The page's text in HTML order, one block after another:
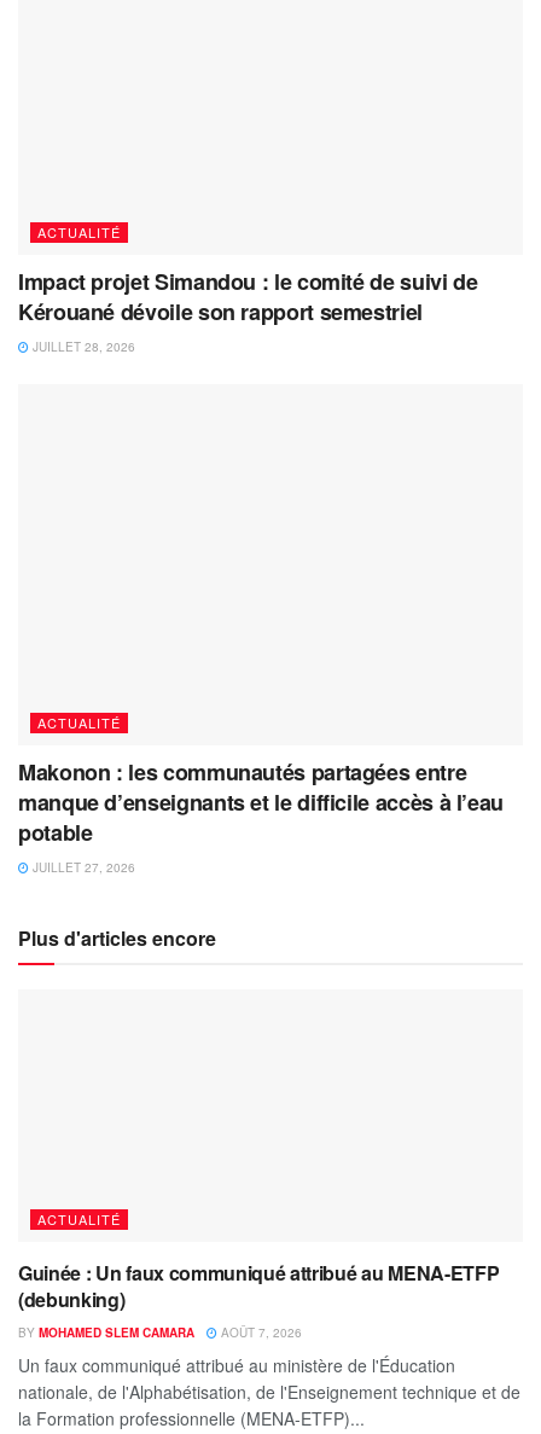
ACTUALITÉ
Impact projet Simandou : le comité de suivi de
Kérouané dévoile son rapport semestriel
JUILLET 28, 2026
ACTUALITÉ
Makonon : les communautés partagées entre
manque d’enseignants et le difficile accès à l’eau
potable
JUILLET 27, 2026
Plus d'articles encore
ACTUALITÉ
Guinée : Un faux communiqué attribué au MENA-ETFP
(debunking)
BY MOHAMED SLEM CAMARA AOÛT 7, 2026
Un faux communiqué attribué au ministère de l'Éducation
nationale, de l'Alphabétisation, de l'Enseignement technique et de
la Formation professionnelle (MENA-ETFP)...